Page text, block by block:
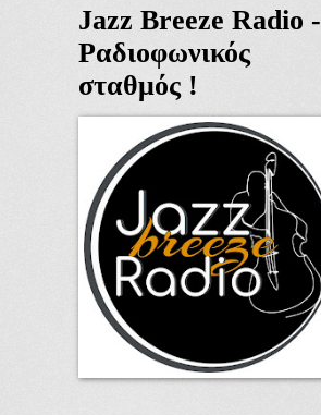
Jazz Breeze Radio -
Ραδιοφωνικός
σταθμός !